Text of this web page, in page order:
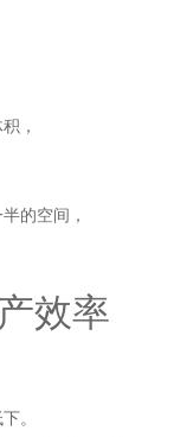
，
的空间，
效率
。